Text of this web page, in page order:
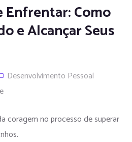
Enfrentar: Como
e Alcançar Seus
Desenvolvimento Pessoal
coragem no processo de superar